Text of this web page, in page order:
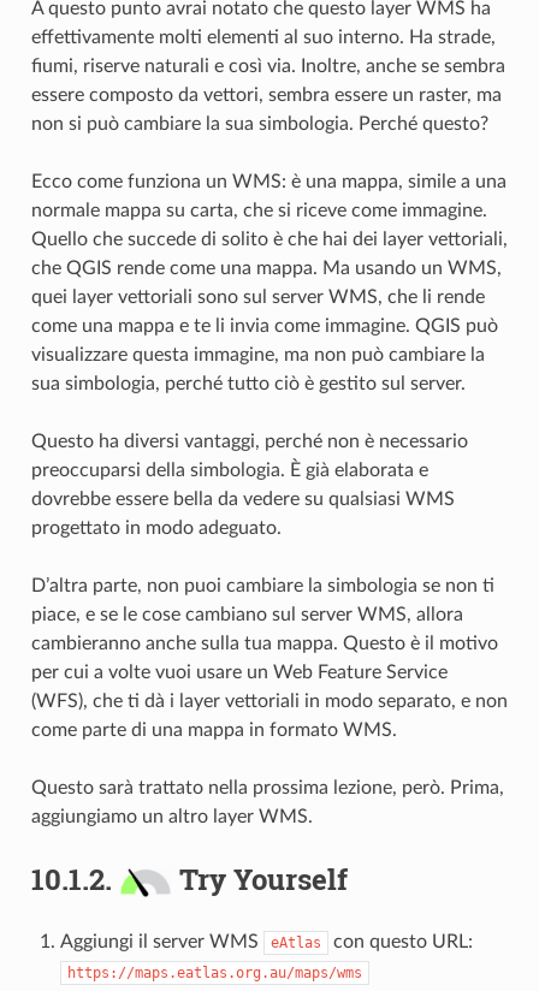
A questo punto avrai notato che questo layer WMS ha
effettivamente molti elementi al suo interno. Ha strade,
fiumi, riserve naturali e così via. Inoltre, anche se sembra
essere composto da vettori, sembra essere un raster, ma
non si può cambiare la sua simbologia. Perché questo?
Ecco come funziona un WMS: è una mappa, simile a una
normale mappa su carta, che si riceve come immagine.
Quello che succede di solito è che hai dei layer vettoriali,
che QGIS rende come una mappa. Ma usando un WMS,
quei layer vettoriali sono sul server WMS, che li rende
come una mappa e te li invia come immagine. QGIS può
visualizzare questa immagine, ma non può cambiare la
sua simbologia, perché tutto ciò è gestito sul server.
Questo ha diversi vantaggi, perché non è necessario
preoccuparsi della simbologia. È già elaborata e
dovrebbe essere bella da vedere su qualsiasi WMS
progettato in modo adeguato.
D’altra parte, non puoi cambiare la simbologia se non ti
piace, e se le cose cambiano sul server WMS, allora
cambieranno anche sulla tua mappa. Questo è il motivo
per cui a volte vuoi usare un Web Feature Service
(WFS), che ti dà i layer vettoriali in modo separato, e non
come parte di una mappa in formato WMS.
Questo sarà trattato nella prossima lezione, però. Prima,
aggiungiamo un altro layer WMS.
10.1.2. Try Yourself
Aggiungi il server WMS eAtlas con questo URL:
https://maps.eatlas.org.au/maps/wms